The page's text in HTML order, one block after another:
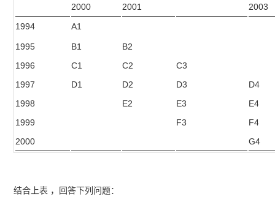
2000 2001
2003
1994
A1
1995 B1
B2
1996
C1 C2
C3
1997
D1 D2 D3
D4
1998
E2 E3
E4
1999
F3
F4
2000
G4
结合上表 ，回答下列问题：